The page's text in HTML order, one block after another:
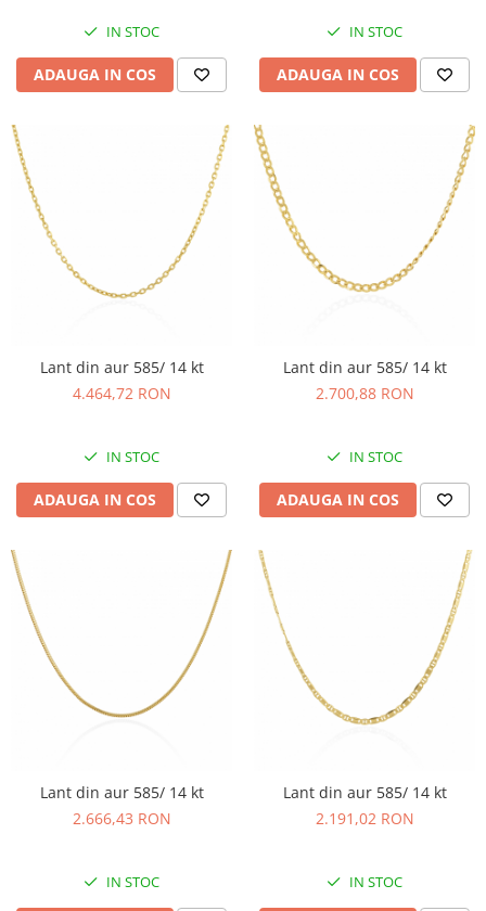
IN STOC
ADAUGA IN COS
IN STOC
ADAUGA IN COS
Lant din aur 585/ 14 kt
4.464,72 RON
IN STOC
ADAUGA IN COS
Lant din aur 585/ 14 kt
2.700,88 RON
IN STOC
ADAUGA IN COS
Lant din aur 585/ 14 kt
2.666,43 RON
IN STOC
Lant din aur 585/ 14 kt
2.191,02 RON
IN STOC